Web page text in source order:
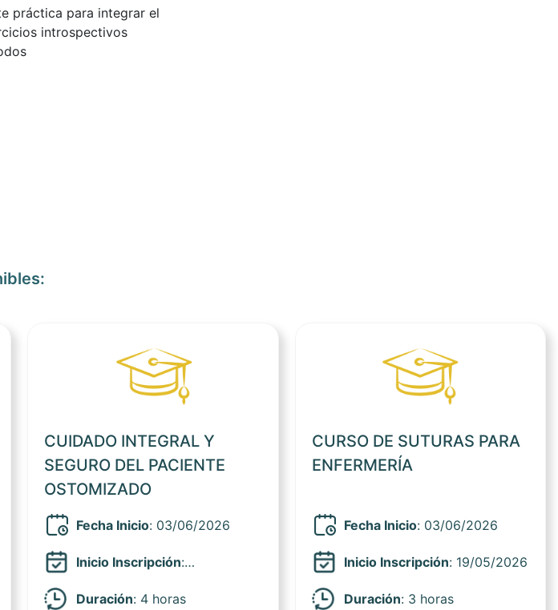
práctica para integrar el
introspectivos
CUIDADO INTEGRAL Y
SEGURO DEL PACIENTE
OSTOMIZADO
Fecha Inicio: 03/06/2026
Inicio Inscripción:
Duración: 4 horas
CURSO DE SUTURAS PARA
ENFERMERÍA
Fecha Inicio: 03/06/2026
Inicio Inscripción: 19/05/2026
Duración: 3 horas